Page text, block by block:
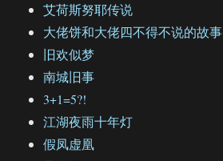
艾荷斯努耶传说
大佬饼和大佬四不得不说的故事
旧欢似梦
南城旧事
3+1=5?!
江湖夜雨十年灯
假凤虚凰